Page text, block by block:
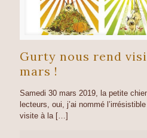
Gurty nous rend
mars !
Samedi 30 mars 2019, la petite
lecteurs, oui, j’ai nommé
visite à la[…]